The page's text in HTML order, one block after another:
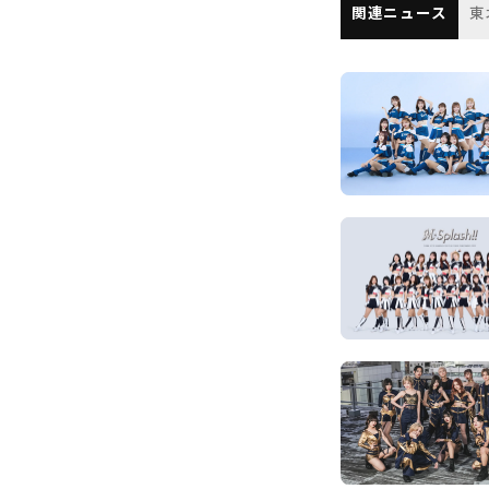
関連ニュース